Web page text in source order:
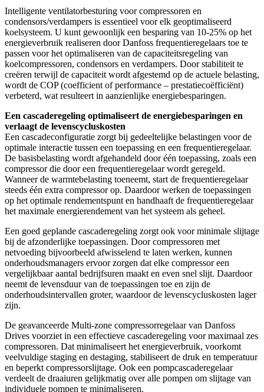
Intelligente ventilatorbesturing voor compressoren en
condensors/verdampers is essentieel voor elk geoptimaliseerd
koelsysteem. U kunt gewoonlijk een besparing van 10-25% op het
energieverbruik realiseren door Danfoss frequentieregelaars toe te
passen voor het optimaliseren van de capaciteitsregeling van
koelcompressoren, condensors en verdampers. Door stabiliteit te
creëren terwijl de capaciteit wordt afgestemd op de actuele belasting,
wordt de COP (coefficient of performance – prestatiecoëfficiënt)
verbeterd, wat resulteert in aanzienlijke energiebesparingen.
Een cascaderegeling optimaliseert de energiebesparingen en
verlaagt de levenscycluskosten
Een cascadeconfiguratie zorgt bij gedeeltelijke belastingen voor de
optimale interactie tussen een toepassing en een frequentieregelaar.
De basisbelasting wordt afgehandeld door één toepassing, zoals een
compressor die door een frequentieregelaar wordt geregeld.
Wanneer de warmtebelasting toeneemt, start de frequentieregelaar
steeds één extra compressor op. Daardoor werken de toepassingen
op het optimale rendementspunt en handhaaft de frequentieregelaar
het maximale energierendement van het systeem als geheel.
Een goed geplande cascaderegeling zorgt ook voor minimale slijtage
bij de afzonderlijke toepassingen. Door compressoren met
netvoeding bijvoorbeeld afwisselend te laten werken, kunnen
onderhoudsmanagers ervoor zorgen dat elke compressor een
vergelijkbaar aantal bedrijfsuren maakt en even snel slijt. Daardoor
neemt de levensduur van de toepassingen toe en zijn de
onderhoudsintervallen groter, waardoor de levenscycluskosten lager
zijn.
De geavanceerde Multi-zone compressorregelaar van Danfoss
Drives voorziet in een effectieve cascaderegeling voor maximaal zes
compressoren. Dat minimaliseert het energieverbruik, voorkomt
veelvuldige staging en destaging, stabiliseert de druk en temperatuur
en beperkt compressorslijtage. Ook een pompcascaderegelaar
verdeelt de draaiuren gelijkmatig over alle pompen om slijtage van
individuele pompen te minimaliseren.